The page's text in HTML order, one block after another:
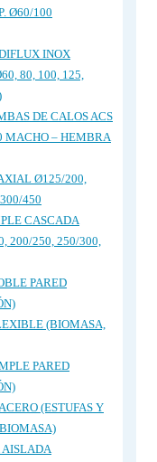
Ø60/100
INOX
80, 100, 125,
DE CALOS ACS
MACHO – HEMBRA
Ø125/200,
450
CASCADA
200/250, 250/300,
PARED
(BIOMASA,
PARED
(ESTUFAS Y
AISLADA